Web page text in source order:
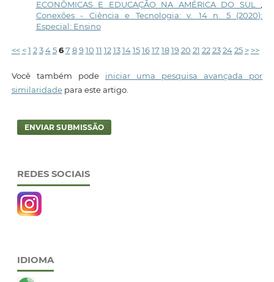
ECONÔMICAS E EDUCAÇÃO NA AMÉRICA DO SUL,
Conexões - Ciência e Tecnologia: v. 14 n. 5 (2020):
Especial: Ensino
<< < 1 2 3 4 5 6 7 8 9 10 11 12 13 14 15 16 17 18 19 20 21 22 23 24 25 > >>
Você também pode iniciar uma pesquisa avançada por
similaridadepara este artigo.
ENVIAR SUBMISSÃO
REDES SOCIAIS
IDIOMA